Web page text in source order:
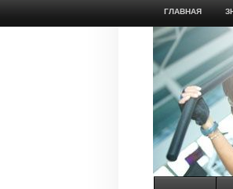
ГЛАВНАЯ